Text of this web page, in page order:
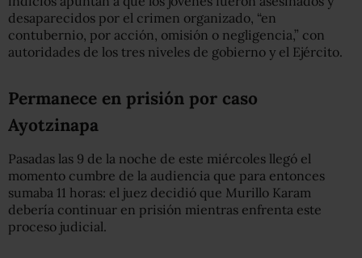
desaparecidos por el crimen organizado, “en
contubernio, por acción, omisión o negligencia,” con
autoridades de los tres niveles de gobierno y el Ejército.
Permanece en prisión por caso
Ayotzinapa
Pasadas las 9 de la noche de este miércoles llegó el
momento cumbre de la audiencia que para entonces
sumaba 11 horas: el juez decidió que Murillo Karam
debería continuar en prisión mientras enfrenta este
proceso judicial.